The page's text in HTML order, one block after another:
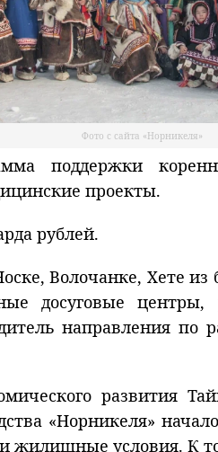
Фото с сайта «Норникеля»
поддержки
проекты.
рублей.
Волочанке, Хете
досуговые центры,
направления
развития
«Норникеля»
жилищные условия. К